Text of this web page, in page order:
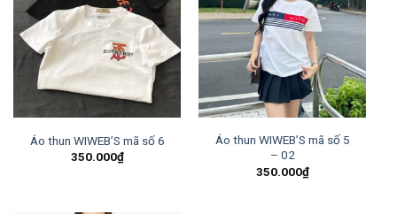
Áo thun WIWEB’S mã số 6
350.000₫
Áo thun WIWEB’S mã số 5
– 02
350.000₫